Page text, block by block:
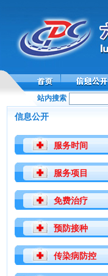
站内搜索
信息公开
服务时间
服务项目
免费治疗
预防接种
传染病防控